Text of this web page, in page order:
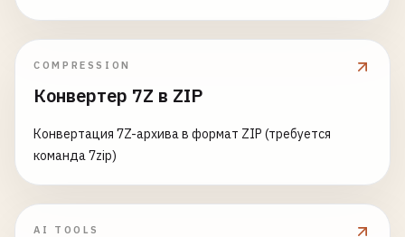
COMPRESSION
Конвертер 7Z в ZIP
Конвертация 7Z-архива в формат ZIP (требуется
команда 7zip)
AI TOOLS